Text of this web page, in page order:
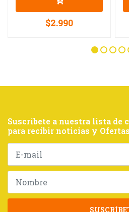
$2.990
Suscríbete a nuestra lista de
para recibir noticias y